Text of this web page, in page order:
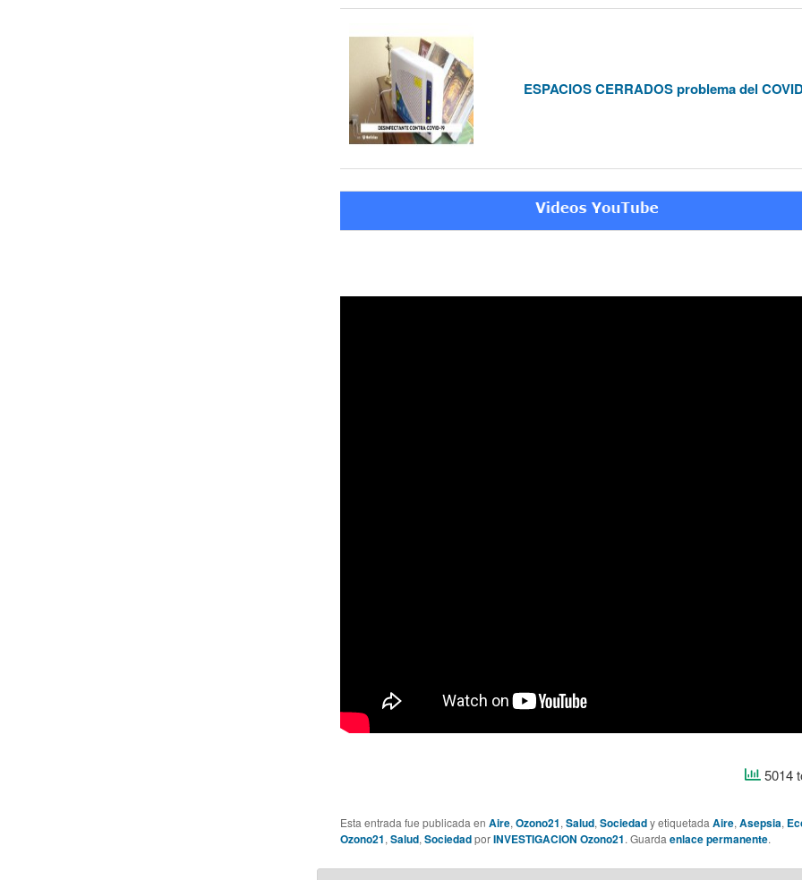
ESPACIOS CERRADOS problema del
5014
Esta entrada fue publicada en Aire, Ozono21, Salud, Sociedady etiquetada Aire, Asepsia,
Ozono21, Salud, SociedadporINVESTIGACION Ozono21. Guarda enlace permanente.